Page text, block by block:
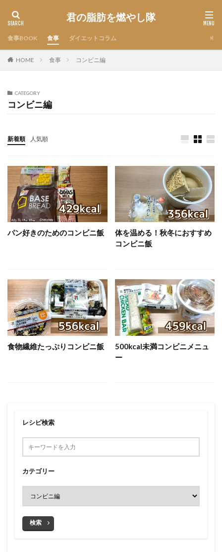
君の脂肪を燃やし隊
食事BOOK 食事 ダイエットコラム
HOME 食事 コンビニ編
CATEGORY
コンビニ編
新着順 人気順
パン好きのためのコンビニ飯
体を温める！秋冬におすすめ
コンビニ飯
食物繊維たっぷりコンビニ飯
500kcal未満コンビニメニュ
ー
レシピ検索
カテゴリー
検索